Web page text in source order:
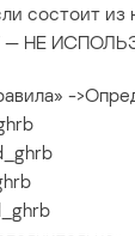
состоит
НЕ
-